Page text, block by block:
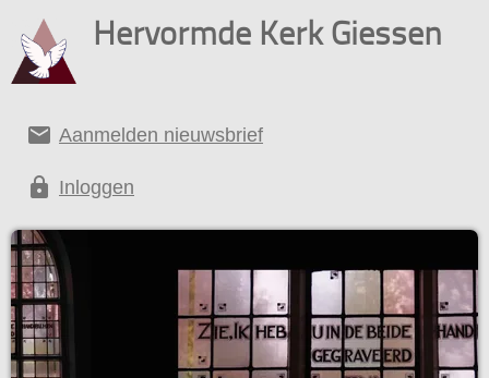
Hervormde Kerk Giessen
email Aanmelden nieuwsbrief
lock Inloggen